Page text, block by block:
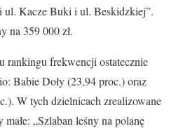
ul. Kacze Buki i ul. Beskidzkiej”.
na 359 000 zł.
rankingu frekwencji ostatecznie
Babie Doły (23,94 proc.) oraz
W tych dzielnicach zrealizowane
„Szlaban leśny na polanę